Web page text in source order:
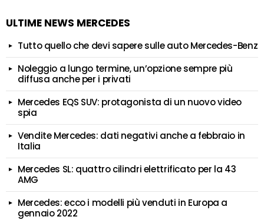
ULTIME NEWS MERCEDES
Tutto quello che devi sapere sulle auto Mercedes-Benz
Noleggio a lungo termine, un’opzione sempre più
diffusa anche per i privati
Mercedes EQS SUV: protagonista di un nuovo video
spia
Vendite Mercedes: dati negativi anche a febbraio in
Italia
Mercedes SL: quattro cilindri elettrificato per la 43
AMG
Mercedes: ecco i modelli più venduti in Europa a
gennaio 2022